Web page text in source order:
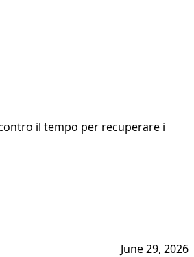
il tempo per recuperare i
June 29, 2026